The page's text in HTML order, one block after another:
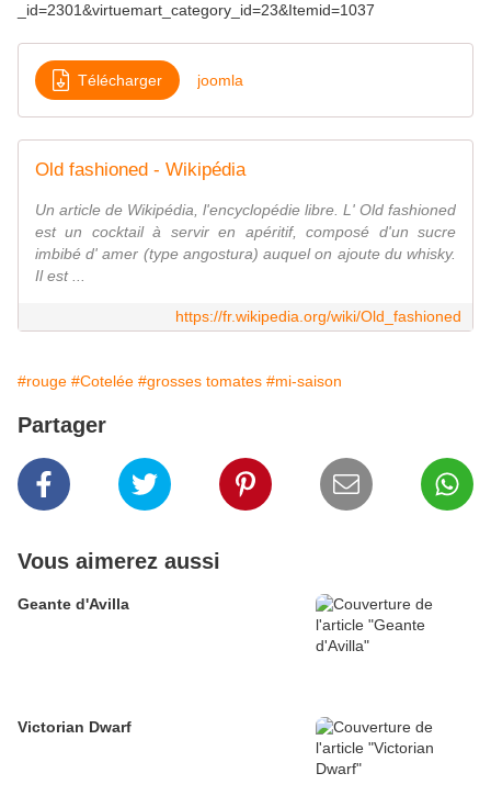
_id=2301&virtuemart_category_id=23&Itemid=1037
Télécharger joomla
Old fashioned - Wikipédia
Un article de Wikipédia, l'encyclopédie libre. L' Old fashioned
est un cocktail à servir en apéritif, composé d'un sucre
imbibé d' amer (type angostura) auquel on ajoute du whisky.
Il est ...
https://fr.wikipedia.org/wiki/Old_fashioned
#rouge #Cotelée #grosses tomates #mi-saison
Partager
Vous aimerez aussi
Geante d'Avilla
Victorian Dwarf